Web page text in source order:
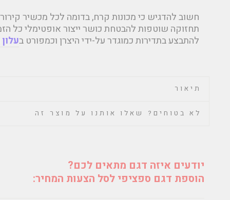
חשוב להדגיש כי מכונות קרח, בדומה לכל מכשיר
תחזוקה שוטפות להבטחת כושר ייצור אופטימלי כל
להתבצע בתדירות כמוגדר על-ידי היצרן וכמפורט ב
תיאור
לא בטוחים? שאלו אותנו על מוצר זה
יודעים איזה דגם מתאים לכם?
הוספת דגם ספציפי לסל הצעות המחיר: